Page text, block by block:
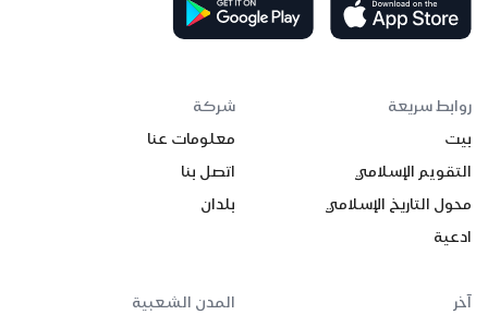
روابط سريعة
بيت
التقويم الإسلامي
محول التاريخ الإسلامي
ادعية
شركة
معلومات عنا
اتصل بنا
بلدان
آخر المدن الشعبية